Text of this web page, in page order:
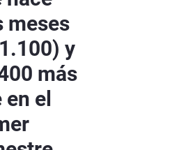
meses
y
más
el